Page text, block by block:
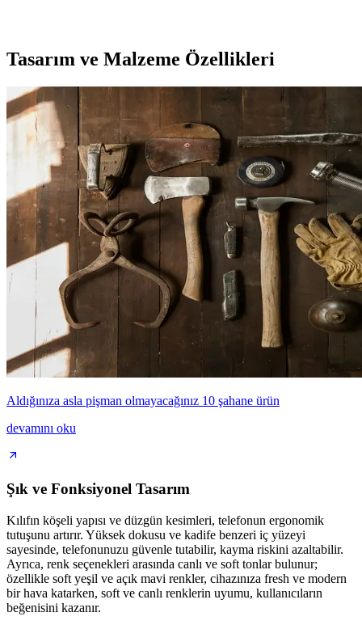
Tasarım ve Malzeme Özellikleri
Aldığınıza asla pişman olmayacağınız 10 şahane ürün
devamını oku
Şık ve Fonksiyonel Tasarım
Kılıfın köşeli yapısı ve düzgün kesimleri, telefonun ergonomik
tutuşunu artırır. Yüksek dokusu ve kadife benzeri iç yüzeyi
sayesinde, telefonunuzu güvenle tutabilir, kayma riskini azaltabilir.
Ayrıca, renk seçenekleri arasında canlı ve soft tonlar bulunur;
özellikle soft yeşil ve açık mavi renkler, cihazınıza fresh ve modern
bir hava katarken, soft ve canlı renklerin uyumu, kullanıcıların
beğenisini kazanır.